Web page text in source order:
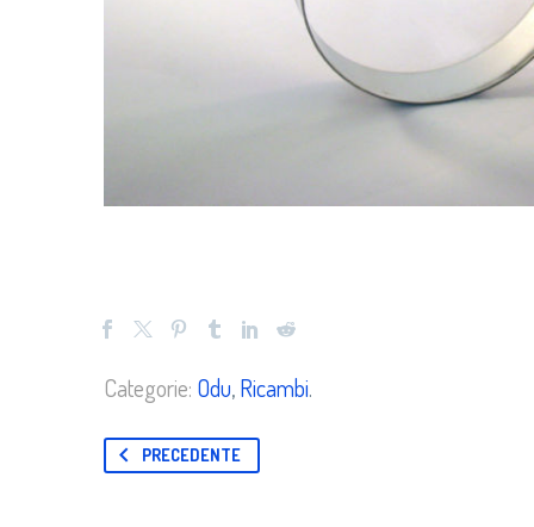
Categorie: Odu,Ricambi.
PRECEDENTE